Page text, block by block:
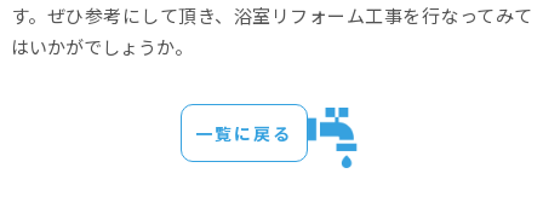
す。ぜひ参考にして頂き、浴室リフォーム工事を行なってみて
はいかがでしょうか。
一覧に戻る